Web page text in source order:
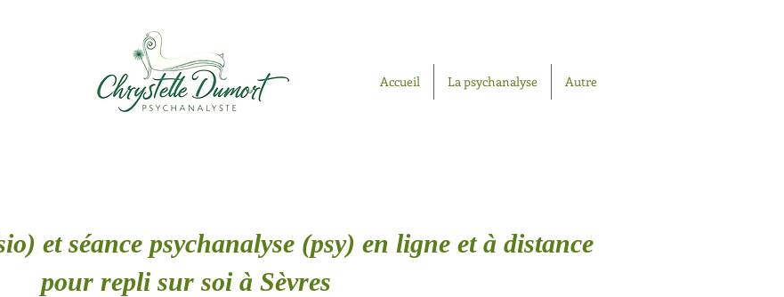
Accueil La psychanalyse Autre
et séance psychanalyse (psy) en ligne et à distance
pour repli sur soi à Sèvres